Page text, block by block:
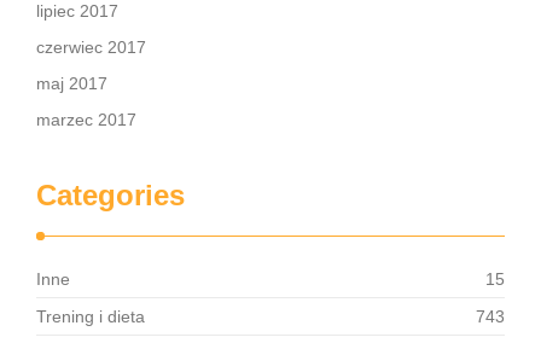
lipiec 2017
czerwiec 2017
maj 2017
marzec 2017
Categories
Inne
15
Trening i dieta
743